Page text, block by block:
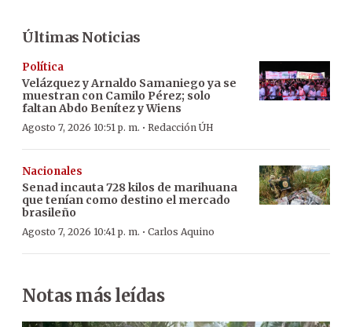
Últimas Noticias
Política
Velázquez y Arnaldo Samaniego ya se
muestran con Camilo Pérez; solo
faltan Abdo Benítez y Wiens
Agosto 7, 2026 10:51 p. m. · Redacción ÚH
Nacionales
Senad incauta 728 kilos de marihuana
que tenían como destino el mercado
brasileño
Agosto 7, 2026 10:41 p. m. · Carlos Aquino
Notas más leídas